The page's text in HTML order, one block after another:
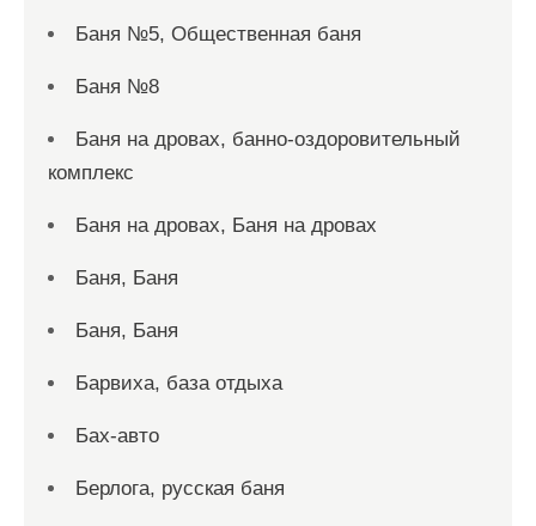
Баня №5, Общественная баня
Баня №8
Баня на дровах, банно-оздоровительный
комплекс
Баня на дровах, Баня на дровах
Баня, Баня
Баня, Баня
Барвиха, база отдыха
Бах-авто
Берлога, русская баня